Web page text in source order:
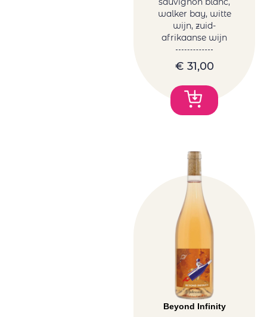
walker bay, witte
wijn, zuid-
afrikaanse wijn
€ 31,00
Beyond Infinity